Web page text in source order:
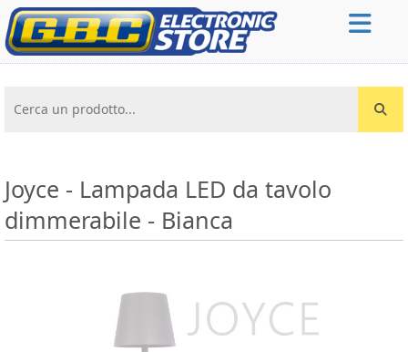
Cerca un prodotto...
Joyce - Lampada LED da tavolo
dimmerabile - Bianca